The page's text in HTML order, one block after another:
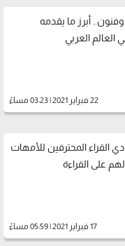
أبرز ما يقدمه
العربي
22 فبراير 2021 | 03:23 مساءً
القراء المحترفين للأمهات
على القراءة
17 فبراير 2021 | 05:59 مساءً